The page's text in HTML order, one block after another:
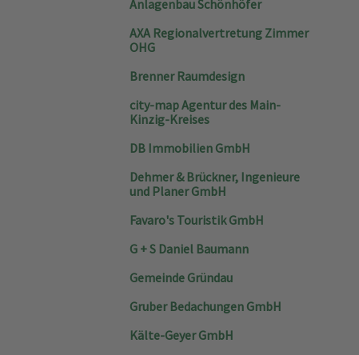
Anlagenbau Schönhöfer
AXA Regionalvertretung Zimmer
OHG
Brenner Raumdesign
city-map Agentur des Main-
Kinzig-Kreises
DB Immobilien GmbH
Dehmer & Brückner, Ingenieure
und Planer GmbH
Favaro's Touristik GmbH
G + S Daniel Baumann
Gemeinde Gründau
Gruber Bedachungen GmbH
Kälte-Geyer GmbH